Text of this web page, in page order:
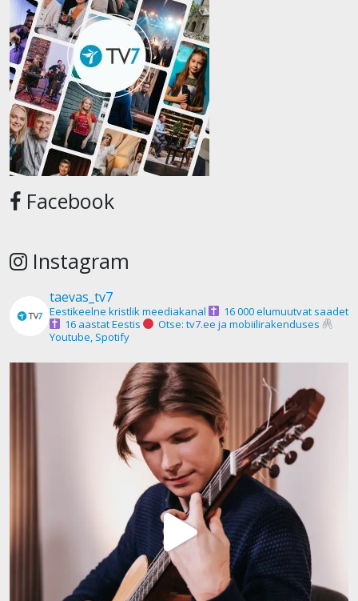
Facebook
Instagram
taevas_tv7
Eestikeelne kristlik meediakanal
16 000 elumuutvat saadet
16 aastat Eestis
Otse: tv7.ee ja mobiilirakenduses
Youtube, Spotify